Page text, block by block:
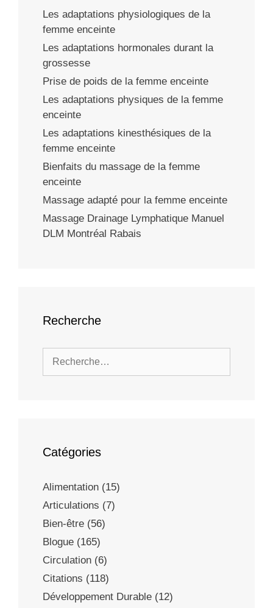
Les adaptations physiologiques de la
femme enceinte
Les adaptations hormonales durant la
grossesse
Prise de poids de la femme enceinte
Les adaptations physiques de la femme
enceinte
Les adaptations kinesthésiques de la
femme enceinte
Bienfaits du massage de la femme
enceinte
Massage adapté pour la femme enceinte
Massage Drainage Lymphatique Manuel
DLM Montréal Rabais
Recherche
Catégories
Alimentation (15)
Articulations (7)
Bien-être (56)
Blogue (165)
Circulation (6)
Citations (118)
Développement Durable (12)